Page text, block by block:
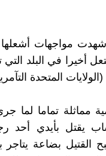
مواجهات أشعلها
أخيرا في البلد
المتحدة
مماثلة تماما لما
يقتل بأيدي أحد
بضاعة يتاجر